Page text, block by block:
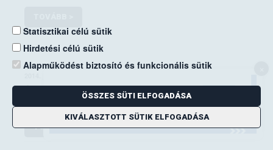
A mezei pocok elleni védekezési kötelezettség
a földhasználók kiemelt feladata
TOVÁBB >
Statisztikai célú sütik
Hirdetési célú sütik
Alapműködést biztosító és funkcionális sütik
ÖSSZES SÜTI ELFOGADÁSA
KIVÁLASZTOTT SÜTIK ELFOGADÁSA